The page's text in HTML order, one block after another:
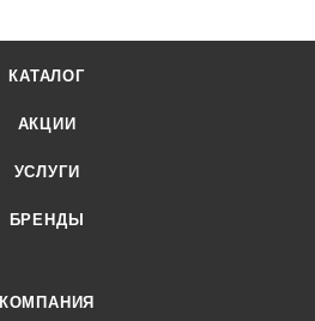
КАТАЛОГ
АКЦИИ
УСЛУГИ
БРЕНДЫ
КОМПАНИЯ